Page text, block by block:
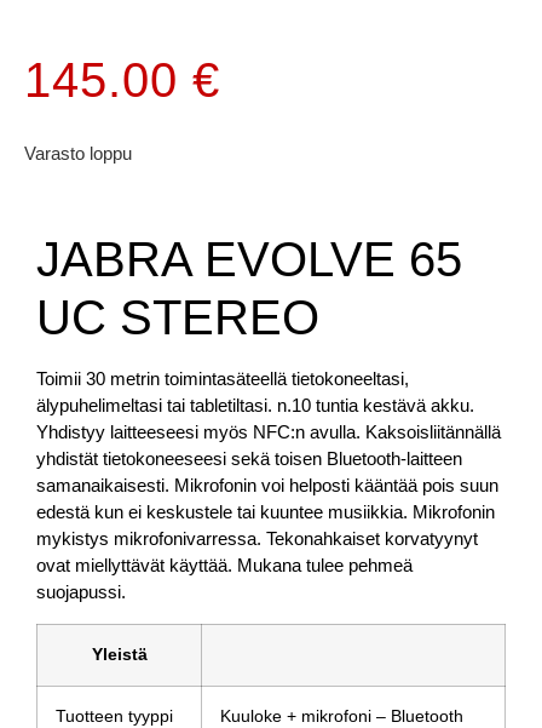
145.00 €
Varasto loppu
JABRA EVOLVE 65
UC STEREO
Toimii 30 metrin toimintasäteellä tietokoneeltasi,
älypuhelimeltasi tai tabletiltasi. n.10 tuntia kestävä akku.
Yhdistyy laitteeseesi myös NFC:n avulla. Kaksoisliitännällä
yhdistät tietokoneeseesi sekä toisen Bluetooth-laitteen
samanaikaisesti. Mikrofonin voi helposti kääntää pois suun
edestä kun ei keskustele tai kuuntee musiikkia. Mikrofonin
mykistys mikrofonivarressa. Tekonahkaiset korvatyynyt
ovat miellyttävät käyttää. Mukana tulee pehmeä
suojapussi.
Yleistä
Tuotteen tyyppi Kuuloke + mikrofoni – Bluetooth